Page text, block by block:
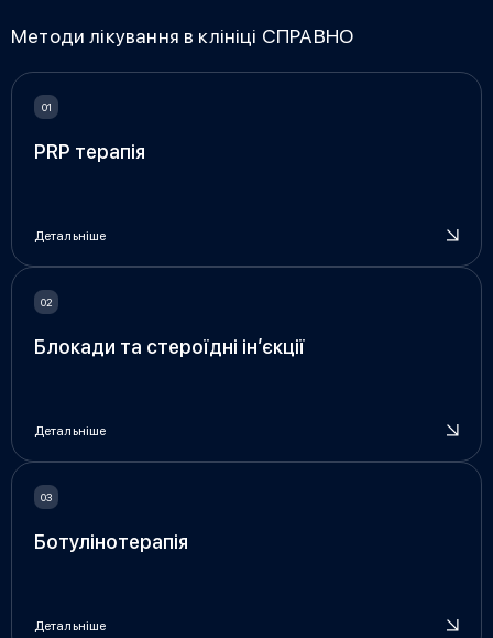
Методи лікування в клініці СПРАВНО
PRP терапія
Детальніше
Блокади та стероїдні ін’єкції
Детальніше
Ботулінотерапія
Детальніше